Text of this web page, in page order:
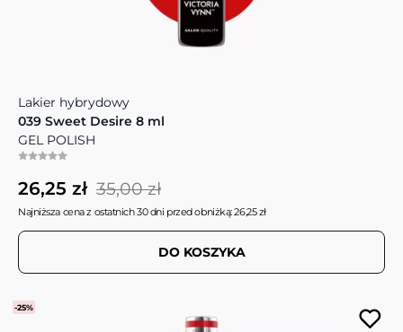
Lakier hybrydowy
039 Sweet Desire 8 ml
GEL POLISH
26,25 zł 35,00 zł
Najniższa cena z ostatnich 30 dni przed obniżką: 26,25 zł
DO KOSZYKA
-25%